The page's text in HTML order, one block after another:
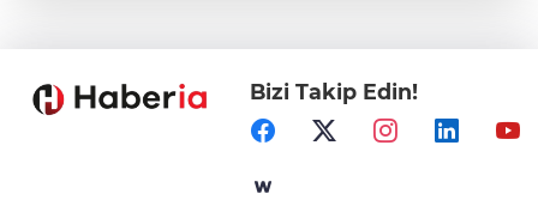
mahkemeye taşındı
Mersin'de 4 merkez ilçeye güçlü yağmur
suyu yatırımı
Türk Kayak Merkezleri Birliği'nin 3'üncü
Bizi Takip Edin!